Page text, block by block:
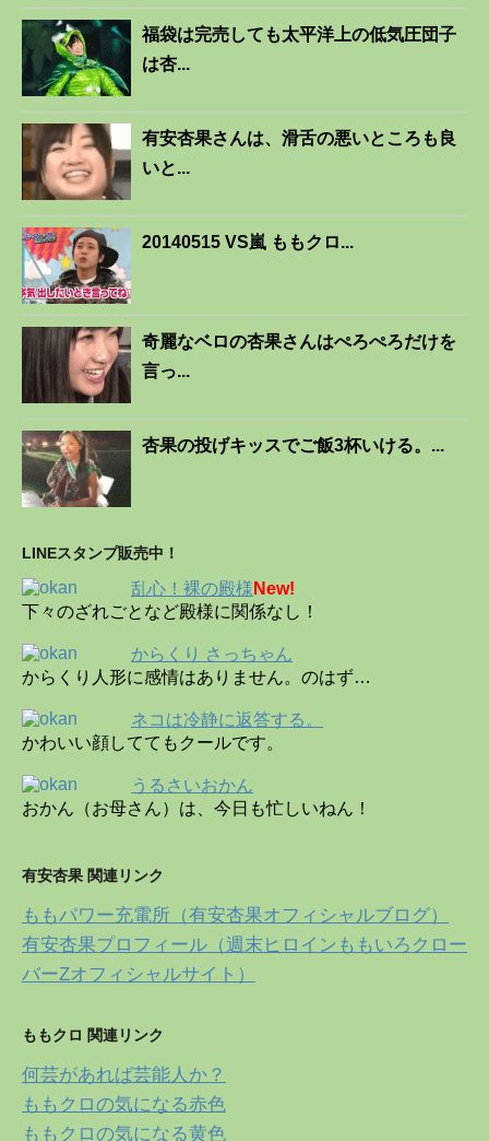
福袋は完売しても太平洋上の低気圧団子
は杏...
有安杏果さんは、滑舌の悪いところも良
いと...
20140515 VS嵐 ももクロ...
奇麗なベロの杏果さんはぺろぺろだけを
言っ...
杏果の投げキッスでご飯3杯いける。...
LINEスタンプ販売中！
乱心！裸の殿様 New!
下々のざれごとなど殿様に関係なし！
からくり さっちゃん
からくり人形に感情はありません。のはず…
ネコは冷静に返答する。
かわいい顔しててもクールです。
うるさいおかん
おかん（お母さん）は、今日も忙しいねん！
有安杏果 関連リンク
ももパワー充電所（有安杏果オフィシャルブログ）
有安杏果プロフィール（週末ヒロインももいろクロー
バーZオフィシャルサイト）
ももクロ 関連リンク
何芸があれば芸能人か？
ももクロの気になる赤色
ももクロの気になる黄色